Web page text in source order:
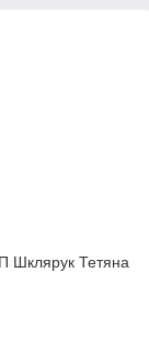
Шклярук Тетяна